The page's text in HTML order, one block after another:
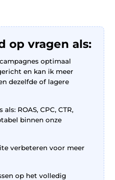
op vragen als:
optimaal
en kan ik meer
dezelfde of lagere
ROAS, CPC, CTR,
binnen onze
verbeteren voor meer
op het volledig